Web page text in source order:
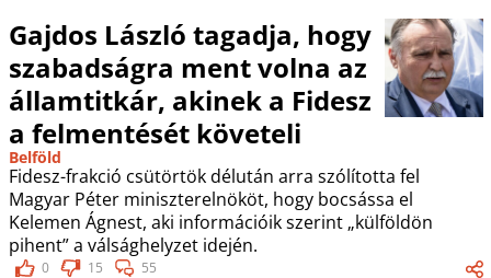
Gajdos László tagadja, hogy
szabadságra ment volna az
államtitkár, akinek a Fidesz
a felmentését követeli
Belföld
Fidesz-frakció csütörtök délután arra szólította fel
Magyar Péter miniszterelnököt, hogy bocsássa el
Kelemen Ágnest, aki információik szerint „külföldön
pihent” a válsághelyzet idején.
0 15 55